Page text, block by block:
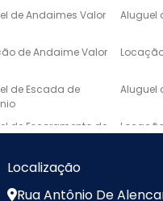
de Andaimes Valor Aluguel
de Andaime Valor
de Escada de
Aluguel
de Escoramento de
de Mármore para
Localização
Rua Antônio De